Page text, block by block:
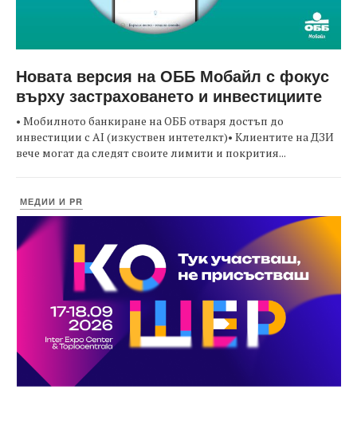
Новата версия на ОББ Мобайл с фокус
върху застраховането и инвестициите
• Мобилното банкиране на ОББ отваря достъп до
инвестиции с AI (изкуствен интетелкт)• Клиентите на ДЗИ
вече могат да следят своите лимити и покрития...
МЕДИИ И PR